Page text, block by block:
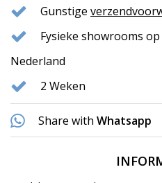
Gunstige
Fysieke showrooms op
Nederland
2 Weken
Share with Whatsapp